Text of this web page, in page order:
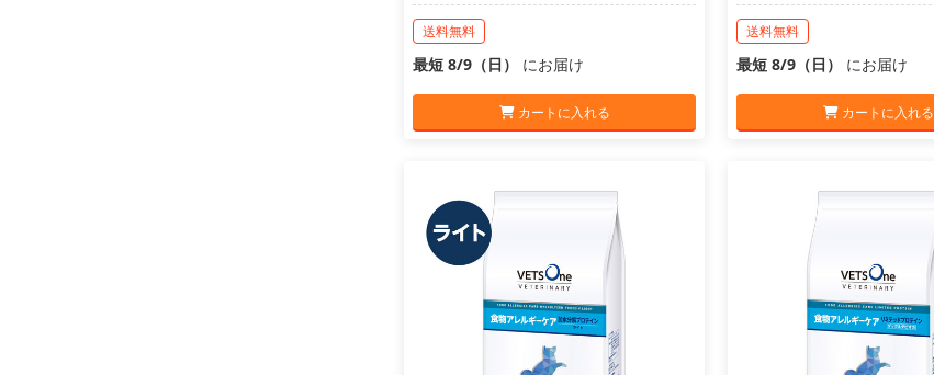
送料無料
最短 8/9（日） にお届け
カートに入れる
送料無料
最短 8/9（日） にお届け
カートに入れる